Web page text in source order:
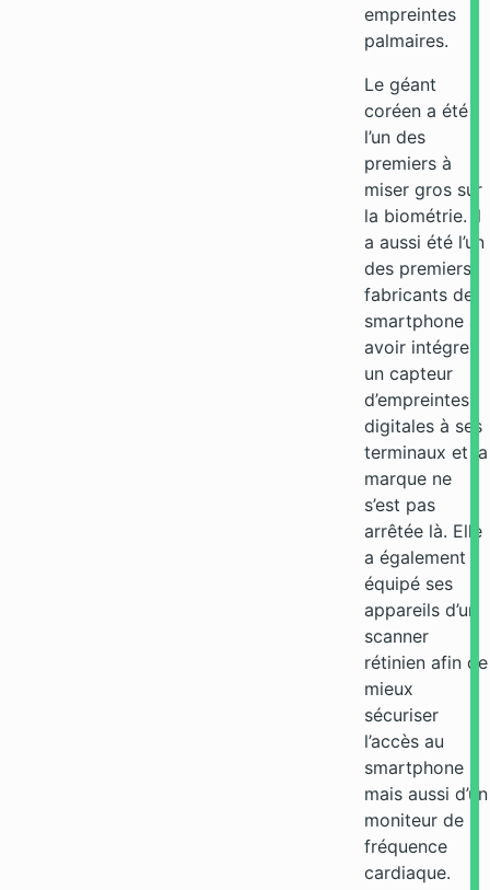
empreintes
palmaires.
Le géant
coréen a été
l’un des
premiers à
miser gros sur
la biométrie. Il
a aussi été l’un
des premiers
fabricants de
smartphone à
avoir intégrer
un capteur
d’empreintes
digitales à ses
terminaux et la
marque ne
s’est pas
arrêtée là. Elle
a également
équipé ses
appareils d’un
scanner
rétinien afin de
mieux
sécuriser
l’accès au
smartphone
mais aussi d’un
moniteur de
fréquence
cardiaque.